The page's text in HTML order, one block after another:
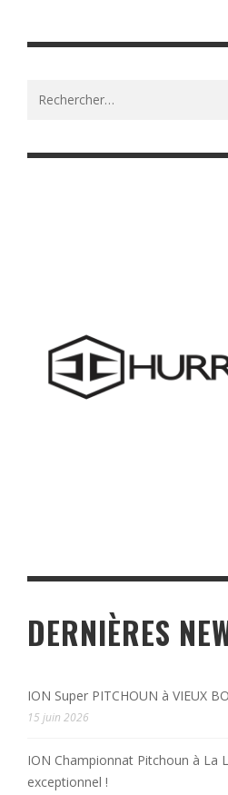
DERNIÈRES
ION Super PITCHOUN à VIEUX
15 juin 2026
ION Championnat Pitchoun à La
exceptionnel !